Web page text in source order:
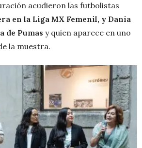
acudieron las futbolistas
en la Liga MX Femenil, y Dania
de Pumas y quien aparece en uno
la muestra.